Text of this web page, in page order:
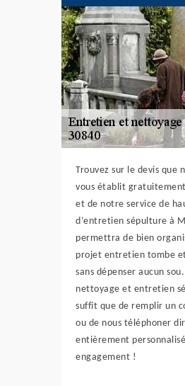
Trouvez sur le devis que
vous établit
et de notre service de
d’entretien sépulture à
permettra de bien
projet entretien tombe
sans dépenser aucun
nettoyage et entretien
suffit que de remplir un
ou de nous téléphoner
entièrement
engagement !